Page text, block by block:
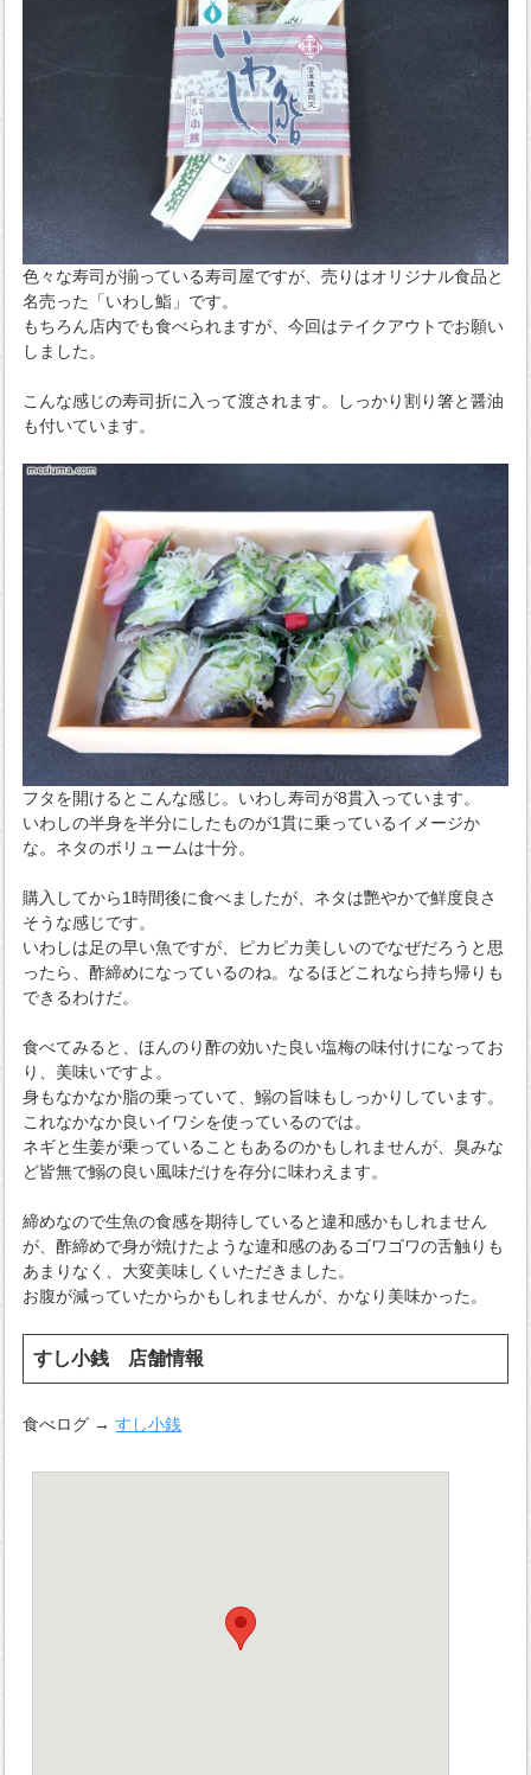
色々な寿司が揃っている寿司屋ですが、売りはオリジナル食品と
名売った「いわし鮨」です。
もちろん店内でも食べられますが、今回はテイクアウトでお願い
しました。
こんな感じの寿司折に入って渡されます。しっかり割り箸と醤油
も付いています。
フタを開けるとこんな感じ。いわし寿司が8貫入っています。
いわしの半身を半分にしたものが1貫に乗っているイメージか
な。ネタのボリュームは十分。
購入してから1時間後に食べましたが、ネタは艷やかで鮮度良さ
そうな感じです。
いわしは足の早い魚ですが、ピカピカ美しいのでなぜだろうと思
ったら、酢締めになっているのね。なるほどこれなら持ち帰りも
できるわけだ。
食べてみると、ほんのり酢の効いた良い塩梅の味付けになってお
り、美味いですよ。
身もなかなか脂の乗っていて、鰯の旨味もしっかりしています。
これなかなか良いイワシを使っているのでは。
ネギと生姜が乗っていることもあるのかもしれませんが、臭みな
ど皆無で鰯の良い風味だけを存分に味わえます。
締めなので生魚の食感を期待していると違和感かもしれません
が、酢締めで身が焼けたような違和感のあるゴワゴワの舌触りも
あまりなく、大変美味しくいただきました。
お腹が減っていたからかもしれませんが、かなり美味かった。
すし小銭 店舗情報
食べログ →すし小銭